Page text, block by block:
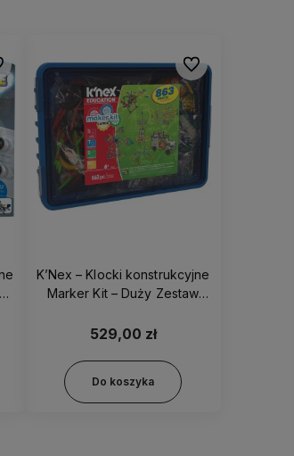
ulubionych
K’Nex – Klocki konstrukcyjne
Marker Kit – Duży Zestaw
529,00 zł
Do koszyka
Do ulubionych